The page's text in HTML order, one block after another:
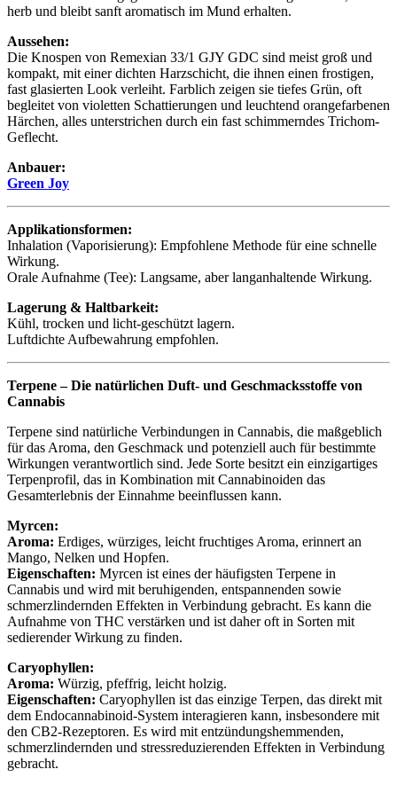
herb und bleibt sanft aromatisch im Mund erhalten.
Aussehen:
Die Knospen von Remexian 33/1 GJY GDC sind meist groß und
kompakt, mit einer dichten Harzschicht, die ihnen einen frostigen,
fast glasierten Look verleiht. Farblich zeigen sie tiefes Grün, oft
begleitet von violetten Schattierungen und leuchtend orangefarbenen
Härchen, alles unterstrichen durch ein fast schimmerndes Trichom-
Geflecht.
Anbauer:
Green Joy
Applikationsformen:
Inhalation (Vaporisierung): Empfohlene Methode für eine schnelle
Wirkung.
Orale Aufnahme (Tee): Langsame, aber langanhaltende Wirkung.
Lagerung & Haltbarkeit:
Kühl, trocken und licht-geschützt lagern.
Luftdichte Aufbewahrung empfohlen.
Terpene – Die natürlichen Duft- und Geschmacksstoffe von
Cannabis
Terpene sind natürliche Verbindungen in Cannabis, die maßgeblich
für das Aroma, den Geschmack und potenziell auch für bestimmte
Wirkungen verantwortlich sind. Jede Sorte besitzt ein einzigartiges
Terpenprofil, das in Kombination mit Cannabinoiden das
Gesamterlebnis der Einnahme beeinflussen kann.
Myrcen:
Aroma: Erdiges, würziges, leicht fruchtiges Aroma, erinnert an
Mango, Nelken und Hopfen.
Eigenschaften: Myrcen ist eines der häufigsten Terpene in
Cannabis und wird mit beruhigenden, entspannenden sowie
schmerzlindernden Effekten in Verbindung gebracht. Es kann die
Aufnahme von THC verstärken und ist daher oft in Sorten mit
sedierender Wirkung zu finden.
Caryophyllen:
Aroma: Würzig, pfeffrig, leicht holzig.
Eigenschaften: Caryophyllen ist das einzige Terpen, das direkt mit
dem Endocannabinoid-System interagieren kann, insbesondere mit
den CB2-Rezeptoren. Es wird mit entzündungshemmenden,
schmerzlindernden und stressreduzierenden Effekten in Verbindung
gebracht.